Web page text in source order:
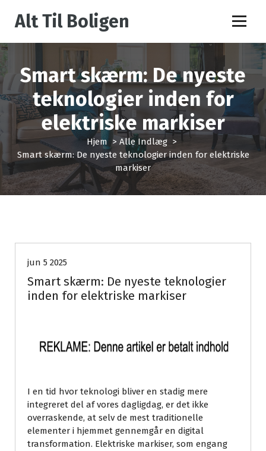
e
e
i
h
o
Alt Til Boligen
Smart skærm: De nyeste
teknologier inden for
elektriske markiser
Hjem > Alle Indlæg >
Smart skærm: De nyeste teknologier inden for elektriske
markiser
jun 5 2025
Smart skærm: De nyeste teknologier
inden for elektriske markiser
I en tid hvor teknologi bliver en stadig mere
integreret del af vores dagligdag, er det ikke
overraskende, at selv de mest traditionelle
elementer i hjemmet gennemgår en digital
transformation. Elektriske markiser, som engang